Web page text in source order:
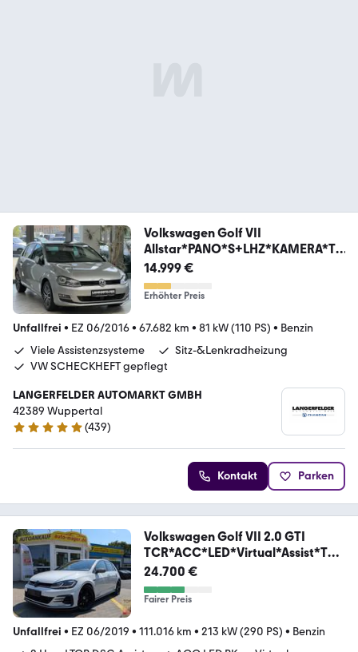
Volkswagen Golf VII
Allstar*PANO*S+LHZ*KAMERA*T
W*ALWETTER*
14.999 €
Erhöhter Preis
Unfallfrei • EZ 06/2016• 67.682 km • 81 kW (110 PS) • Benzin
Viele Assistenzsysteme
Sitz-&Lenkradheizung
VW SCHECKHEFT gepflegt
LANGERFELDER AUTOMARKT GMBH
42389 Wuppertal
4.9 Sterne
(439)
Kontakt Parken
Volkswagen Golf VII 2.0 GTI
TCR*ACC*LED*Virtual*Assist*TOP
*
24.700 €
Fairer Preis
Unfallfrei • EZ 06/2019 • 111.016 km • 213 kW (290 PS) • Benzin